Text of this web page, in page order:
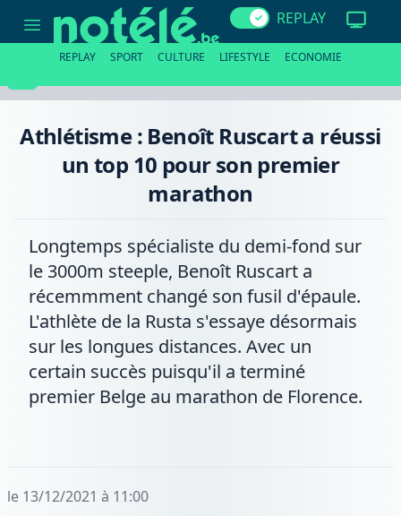
Benoît
un
pour
REPLAY
REPLAY SPORT CULTURE LIFESTYLE ECONOMIE
Athlétisme : Benoît Ruscart a réussi
un top 10 pour son premier
marathon
Longtemps spécialiste du demi-fond sur
le 3000m steeple, Benoît Ruscart a
récemmment changé son fusil d'épaule.
L'athlète de la Rusta s'essaye désormais
sur les longues distances. Avec un
certain succès puisqu'il a terminé
premier Belge au marathon de Florence.
le 13/12/2021 à 11:00